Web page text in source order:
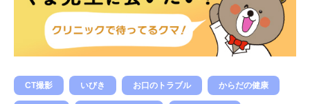
CT撮影 いびき お口のトラブル からだの健康